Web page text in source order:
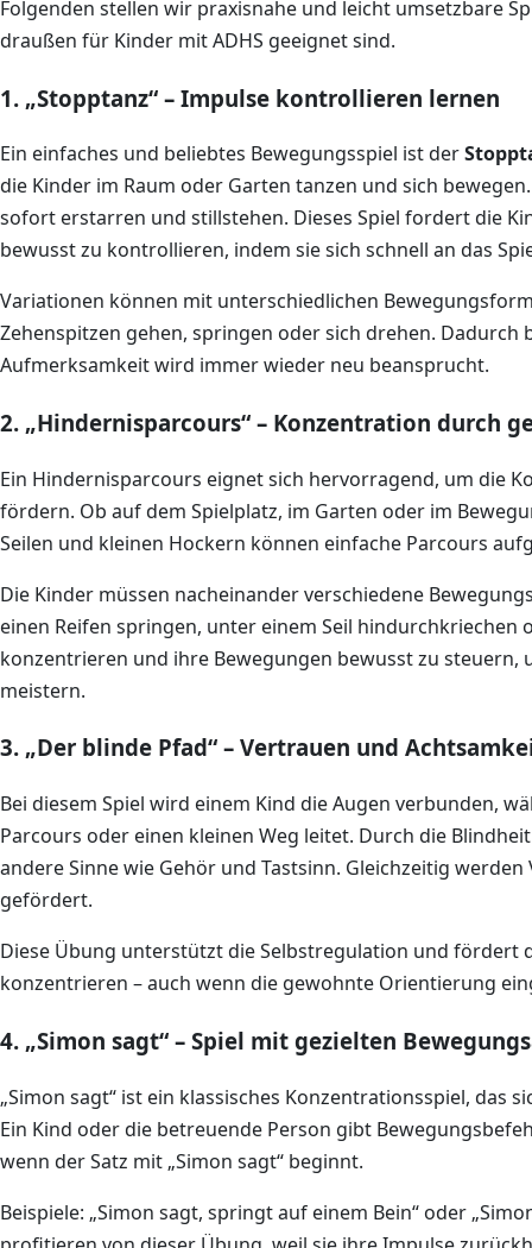
Folgenden stellen wir praxisnahe und leicht umsetzbare
draußen für Kinder mit ADHS geeignet sind.
1. „Stopptanz“ – Impulse kontrollieren lernen
Ein einfaches und beliebtes Bewegungsspiel ist der
die Kinder im Raum oder Garten tanzen und sich
sofort erstarren und stillstehen. Dieses Spiel fordert die
bewusst zu kontrollieren, indem sie sich schnell an das
Variationen können mit unterschiedlichen
Zehenspitzen gehen, springen oder sich drehen. Dadurch
Aufmerksamkeit wird immer wieder neu beansprucht.
2. „Hindernisparcours“ – Konzentration durch
Ein Hindernisparcours eignet sich hervorragend, um die
fördern. Ob auf dem Spielplatz, im Garten oder im
Seilen und kleinen Hockern können einfache Parcours
Die Kinder müssen nacheinander verschiedene
einen Reifen springen, unter einem Seil hindurchkriechen
konzentrieren und ihre Bewegungen bewusst zu
meistern.
3. „Der blinde Pfad“ – Vertrauen und
Bei diesem Spiel wird einem Kind die Augen verbunden,
Parcours oder einen kleinen Weg leitet. Durch die
andere Sinne wie Gehör und Tastsinn. Gleichzeitig
gefördert.
Diese Übung unterstützt die Selbstregulation und fördert
konzentrieren – auch wenn die gewohnte Orientierung
4. „Simon sagt“ – Spiel mit gezielten
„Simon sagt“ ist ein klassisches Konzentrationsspiel, das
Ein Kind oder die betreuende Person gibt
wenn der Satz mit „Simon sagt“ beginnt.
Beispiele: „Simon sagt, springt auf einem Bein“ oder